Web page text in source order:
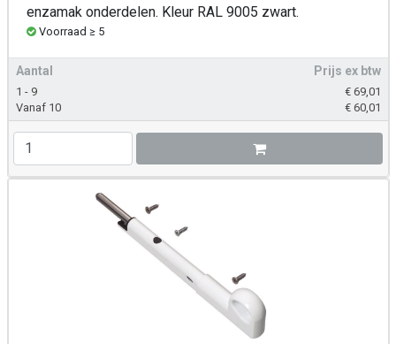
enzamak onderdelen. Kleur RAL 9005 zwart.
Voorraad ≥ 5
Aantal Prijs ex btw
1 - 9 € 69,01
Vanaf 10
€ 60,01